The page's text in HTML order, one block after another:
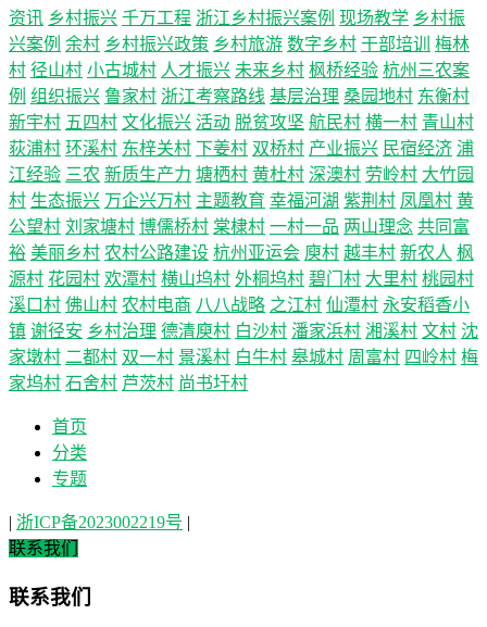
资讯 乡村振兴 千万工程 浙江乡村振兴案例 现场教学 乡村振
兴案例 余村 乡村振兴政策 乡村旅游 数字乡村 干部培训
梅林
村 径山村 小古城村 人才振兴 未来乡村 枫桥经验 杭州三农案
例 组织振兴 鲁家村 浙江考察路线 基层治理 桑园地村 东衡村
新宇村 五四村 文化振兴 活动 脱贫攻坚 航民村 横一村 青山村
荻浦村 环溪村 东梓关村 下姜村 双桥村 产业振兴 民宿经济 浦
江经验 三农 新质生产力 塘栖村 黄杜村 深澳村 劳岭村 大竹园
村 生态振兴 万企兴万村 主题教育 幸福河湖 紫荆村 凤凰村 黄
公望村 刘家塘村 博儒桥村 棠棣村 一村一品 两山理念 共同富
裕 美丽乡村 农村公路建设 杭州亚运会 庾村 越丰村 新农人 枫
源村 花园村 欢潭村 横山坞村 外桐坞村 碧门村 大里村 桃园村
溪口村 佛山村 农村电商 八八战略 之江村 仙潭村 永安稻香小
镇 谢径安 乡村治理 德清庾村 白沙村 潘家浜村 湘溪村 文村 沈
家墩村 二都村 双一村 景溪村 白牛村 皋城村 周富村 四岭村 梅
家坞村 石舍村 芦茨村 尚书圩村
首页
分类
专题
| 浙ICP备2023002219号 |
联系我们
联系我们